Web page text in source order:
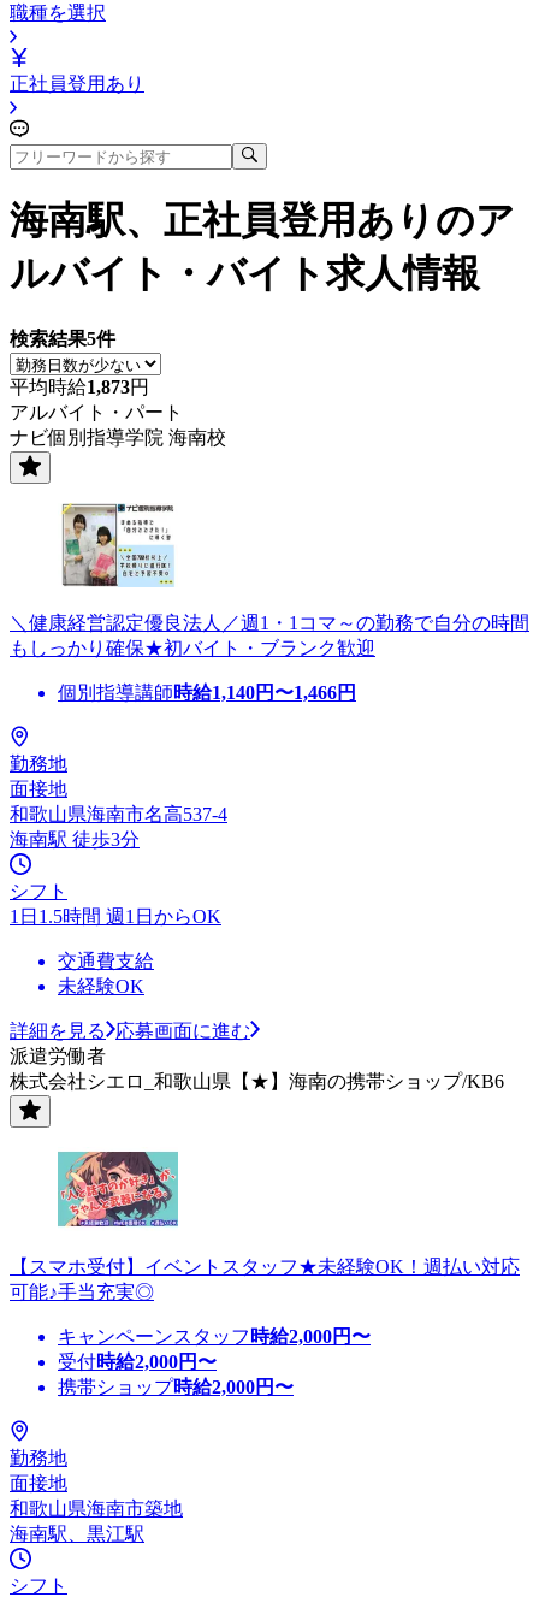
職種を選択
正社員登用あり
海南駅、正社員登用あり のア
ルバイト・バイト求人情報
検索結果5件
平均時給1,873円
アルバイト・パート
ナビ個別指導学院 海南校
＼健康経営認定優良法人／週1・1コマ～の勤務で自分の時間
もしっかり確保★初バイト・ブランク歓迎
個別指導講師時給1,140円〜1,466円
勤務地
面接地
和歌山県海南市名高537-4
海南駅 徒歩3分
シフト
1日1.5時間 週1日からOK
交通費支給
未経験OK
詳細を見る
応募画面に進む
派遣労働者
株式会社シエロ_和歌山県【★】海南の携帯ショップ/KB6
【スマホ受付】イベントスタッフ★未経験OK！週払い対応
可能♪手当充実◎
キャンペーンスタッフ 時給2,000円〜
受付時給2,000円〜
携帯ショップ時給2,000円〜
勤務地
面接地
和歌山県海南市築地
海南駅、黒江駅
シフト